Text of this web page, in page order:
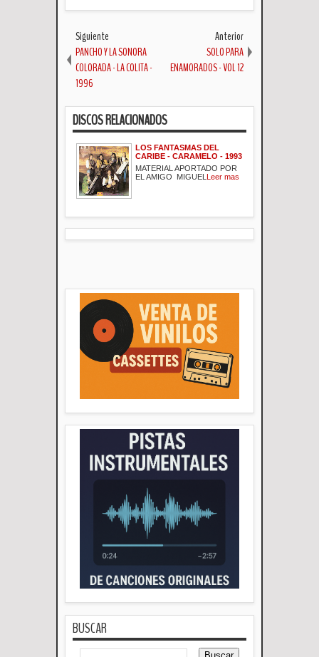
Siguiente
PANCHO Y LA SONORA
COLORADA - LA COLITA -
1996
Anterior
SOLO PARA
ENAMORADOS - VOL 12
DISCOS RELACIONADOS
LOS FANTASMAS DEL
CARIBE - CARAMELO - 1993
MATERIAL APORTADO POR
EL AMIGO MIGUEL Leer mas
BUSCAR